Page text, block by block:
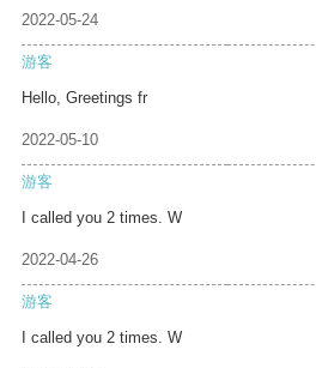
2022-05-24
游客
Hello, Greetings fr
2022-05-10
游客
I called you 2 times. W
2022-04-26
游客
I called you 2 times. W